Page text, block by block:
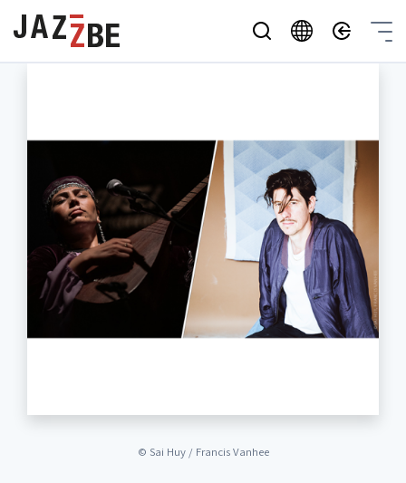
© Sai Huy / Francis Vanhee